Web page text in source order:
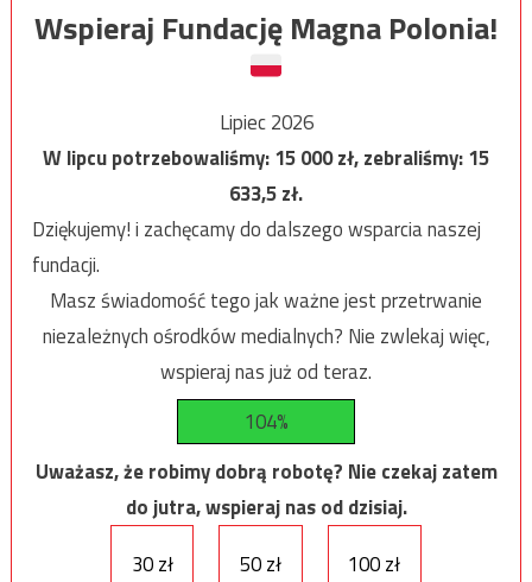
Wspieraj Fundację Magna Polonia!
Lipiec 2026
W lipcu potrzebowaliśmy:15 000zł, zebraliśmy:15
633,5zł.
Dziękujemy! i zachęcamy do dalszego wsparcia naszej
fundacji.
Masz świadomość tego jak ważne jest przetrwanie
niezależnych ośrodków medialnych? Nie zwlekaj więc,
wspieraj nas już od teraz.
104%
Uważasz, że robimy dobrą robotę? Nie czekaj zatem
do jutra, wspieraj nas od dzisiaj.
30 zł
50 zł 100 zł